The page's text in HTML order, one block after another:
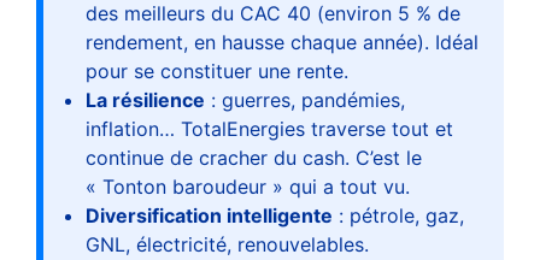
des meilleurs du CAC 40 (environ 5 % de
rendement, en hausse chaque année). Idéal
pour se constituer une rente.
La résilience : guerres, pandémies,
inflation… TotalEnergies traverse tout et
continue de cracher du cash. C’est le
« Tonton baroudeur » qui a tout vu.
Diversification intelligente : pétrole, gaz,
GNL, électricité, renouvelables.